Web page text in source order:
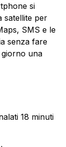
si
satellite per
SMS e le
senza fare
una
18 minuti